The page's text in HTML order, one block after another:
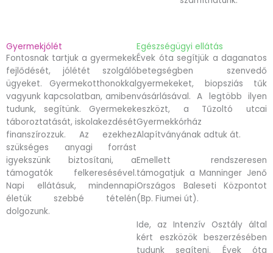
Gyermekjólét
Fontosnak tartjuk a gyermekek
fejlődését, jólétét szolgáló
ügyeket. Gyermekotthonokkal
vagyunk kapcsolatban, amiben
tudunk, segítünk. Gyermekek
táboroztatását, iskolakezdését
finanszírozzuk. Az ezekhez
szükséges anyagi forrást
igyekszünk biztosítani, a
támogatók felkeresésével.
Napi ellátásuk, mindennapi
életük szebbé tételén
dolgozunk.
Egészségügyi ellátás
Évek óta segítjük a daganatos
betegségben szenvedő
gyermekeket, biopsziás tűk
vásárlásával. A legtöbb ilyen
eszközt, a Tűzoltó utcai
Gyermekkórház
Alapítványának adtuk át.
Emellett rendszeresen
támogatjuk a Manninger Jenő
Országos Baleseti Központot
(Bp. Fiumei út).
Ide, az Intenzív Osztály által
kért eszközök beszerzésében
tudunk segíteni. Évek óta